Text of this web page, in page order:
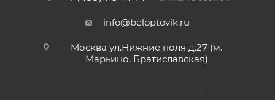
info@beloptovik.ru
Москва ул.Нижние поля д.27 (м.
Марьино, Братиславская)